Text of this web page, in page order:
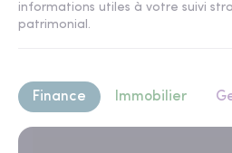
informations utiles à votre suivi
patrimonial.
Finance Immobilier